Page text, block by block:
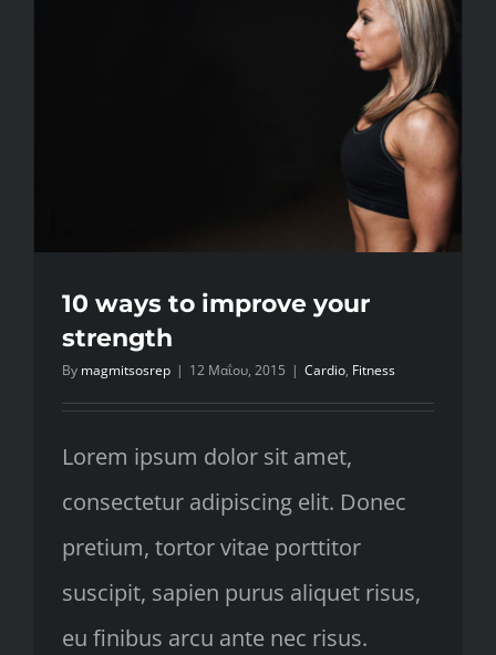
keep
you
training
10 ways to improve your
strength
By magmitsosrep | 12 Μαΐου, 2015 | Cardio, Fitness
Lorem ipsum dolor sit amet,
consectetur adipiscing elit. Donec
pretium, tortor vitae porttitor
suscipit, sapien purus aliquet risus,
eu finibus arcu ante nec risus.